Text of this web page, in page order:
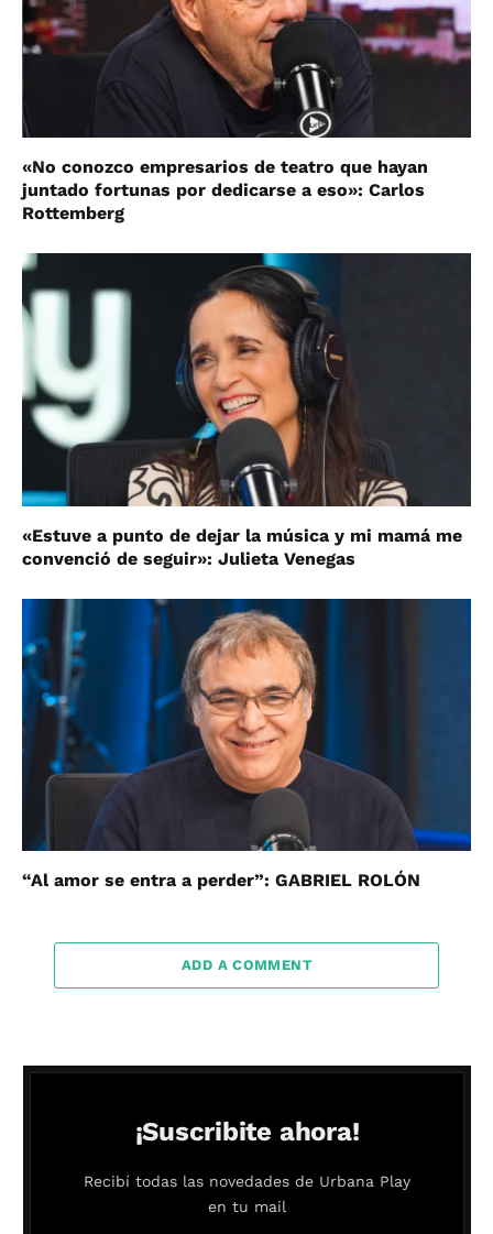
«No conozco empresarios de teatro que hayan
juntado fortunas por dedicarse a eso»: Carlos
Rottemberg
«Estuve a punto de dejar la música y mi mamá me
convenció de seguir»: Julieta Venegas
“Al amor se entra a perder”: GABRIEL ROLÓN
ADD A COMMENT
¡Suscribite ahora!
Recibí todas las novedades de Urbana Play
en tu mail